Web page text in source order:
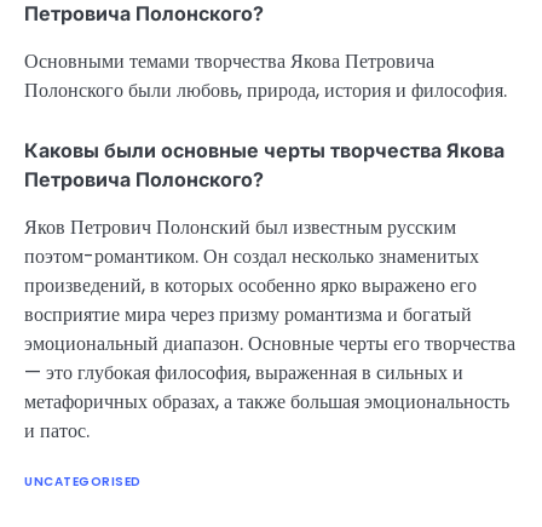
Петровича Полонского?
Основными темами творчества Якова Петровича
Полонского были любовь, природа, история и философия.
Каковы были основные черты творчества Якова
Петровича Полонского?
Яков Петрович Полонский был известным русским
поэтом-романтиком. Он создал несколько знаменитых
произведений, в которых особенно ярко выражено его
восприятие мира через призму романтизма и богатый
эмоциональный диапазон. Основные черты его творчества
— это глубокая философия, выраженная в сильных и
метафоричных образах, а также большая эмоциональность
и патос.
UNCATEGORISED